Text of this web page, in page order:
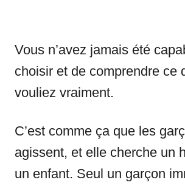
Vous n’avez jamais été
choisir et de comprendre ce
vouliez vraiment.
C’est comme ça que les
agissent, et elle cherche un
un enfant. Seul un garçon